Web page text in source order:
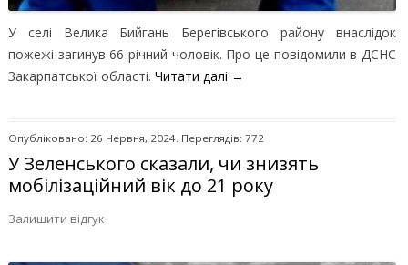
У селі Велика Бийгань Берегівського району внаслідок
пожежі загинув 66-річний чоловік. Про це повідомили в ДСНС
Закарпатської області. Читати далі →
Опубліковано: 26 Червня, 2024. Переглядів: 772
У Зеленського сказали, чи знизять
мобілізаційний вік до 21 року
Залишити відгук